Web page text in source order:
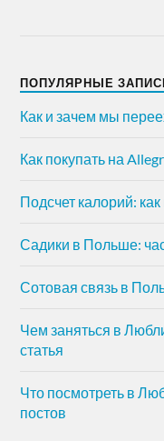
ПОПУЛЯРНЫЕ
Как и зачем мы
Как покупать на
Подсчет калорий:
Садики в Польше:
Сотовая связь в
Чем заняться в
статья
Что посмотреть в
постов